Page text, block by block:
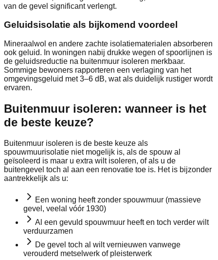
van de gevel significant verlengt.
Geluidsisolatie als bijkomend voordeel
Mineraalwol en andere zachte isolatiematerialen absorberen
ook geluid. In woningen nabij drukke wegen of spoorlijnen is
de geluidsreductie na buitenmuur isoleren merkbaar.
Sommige bewoners rapporteren een verlaging van het
omgevingsgeluid met 3–6 dB, wat als duidelijk rustiger wordt
ervaren.
Buitenmuur isoleren: wanneer is het
de beste keuze?
Buitenmuur isoleren is de beste keuze als
spouwmuurisolatie niet mogelijk is, als de spouw al
geïsoleerd is maar u extra wilt isoleren, of als u de
buitengevel toch al aan een renovatie toe is. Het is bijzonder
aantrekkelijk als u:
Een woning heeft zonder spouwmuur (massieve
gevel, veelal vóór 1930)
Al een gevuld spouwmuur heeft en toch verder wilt
verduurzamen
De gevel toch al wilt vernieuwen vanwege
verouderd metselwerk of pleisterwerk